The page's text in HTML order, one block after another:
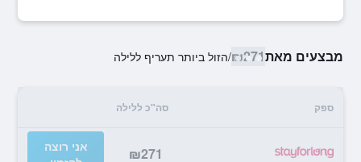
מבצעים מאת₪271
/הזול ביותר תעריף ללילה
ספק סה"כ ללילה
₪271
אני רוצה